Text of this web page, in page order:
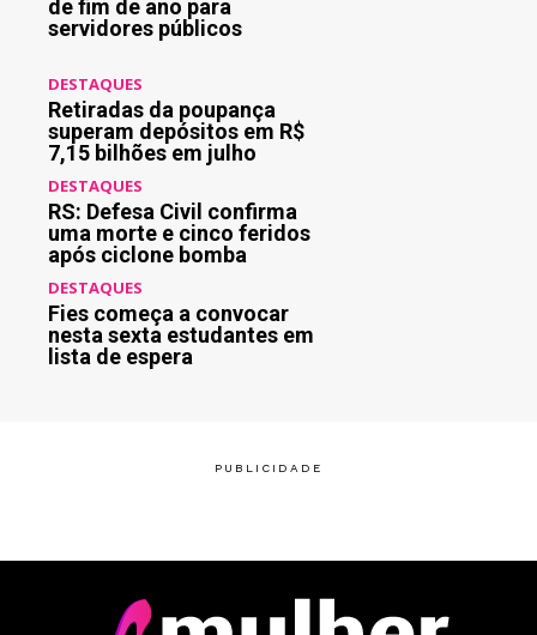
de fim de ano para
servidores públicos
DESTAQUES
Retiradas da poupança
superam depósitos em R$
7,15 bilhões em julho
DESTAQUES
RS: Defesa Civil confirma
uma morte e cinco feridos
após ciclone bomba
DESTAQUES
Fies começa a convocar
nesta sexta estudantes em
lista de espera